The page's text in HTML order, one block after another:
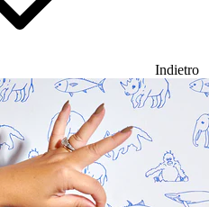
Indietro